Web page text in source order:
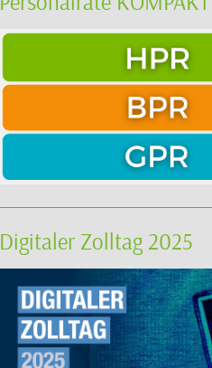
Digitaler Zolltag 2025